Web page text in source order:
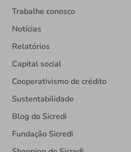
Trabalhe conosco
Notícias
Relatórios
Capital social
Cooperativismo de crédito
Sustentabilidade
Blog do Sicredi
Fundação Sicredi